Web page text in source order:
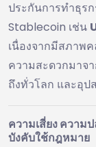
ประกันการทำธุร
Stablecoin เช่น
เนื่องจากมีสภาพ
ความสะดวกมาจ
ถึงทั่วโลก และอุป
ความเสี่ยง ความ
บังคับใช้กฎหมาย